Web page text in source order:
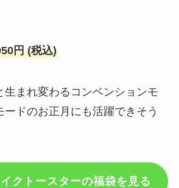
円 (税込)
生まれ変わるコンベンションモ
ードのお正月にも活躍できそう
クトースターの福袋を見る